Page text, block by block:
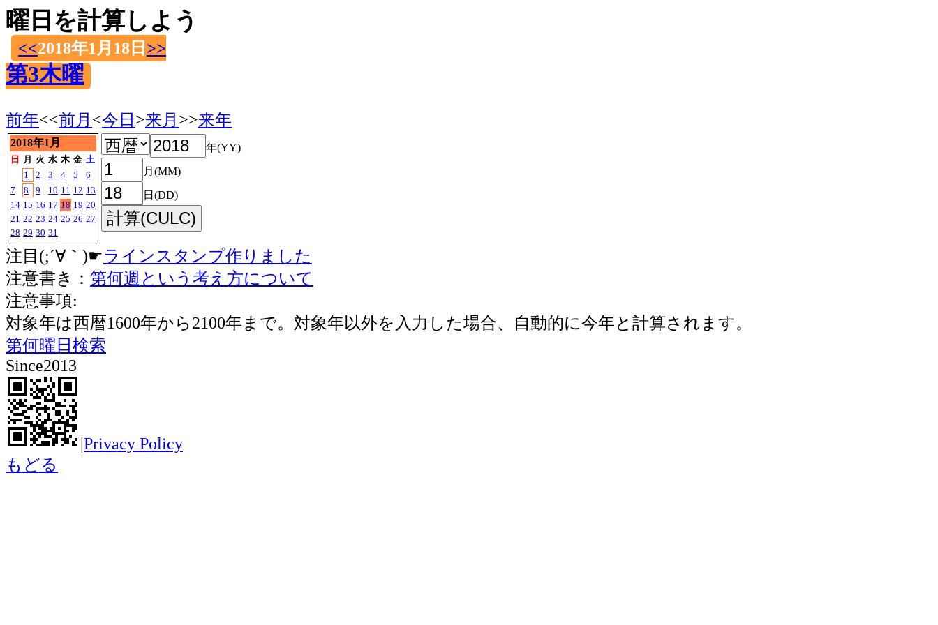
曜日を計算しよう
<<2018年1月18日 >>
第3木曜
前年<<前月 <今日 >来月 >>来年
2018年1月
日 月 火 水 木 金 土
1
2 3 4 5
6
7
8 9 10 11 12 13
14 15 16 17 18 19 20
21 22 23 24 25 26 27
28 29 30 31
年(YY)
月(MM)
日(DD)
注目(;´∀｀)☛ラインスタンプ作りました
注意書き： 第何週という考え方について
注意事項:
対象年は西暦1600年から2100年まで。対象年以外を入力した場合、自動的に今年と計算されます。
第何曜日検索
Since2013
|Privacy Policy
もどる